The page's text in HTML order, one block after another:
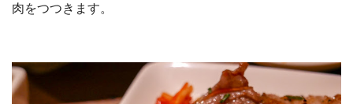
肉をつつきます。